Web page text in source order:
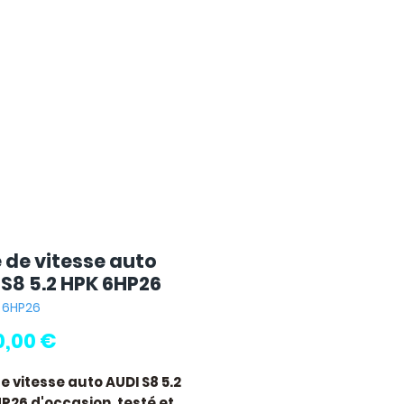
de vitesse auto
5.2 HPK 6HP26
€
vitesse auto AUDI S8 5.2